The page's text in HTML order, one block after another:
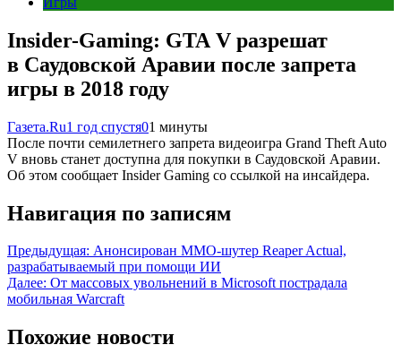
Insider-Gaming: GTA V разрешат
в Саудовской Аравии после запрета
игры в 2018 году
Газета.Ru1 год спустя01 минуты
После почти семилетнего запрета видеоигра Grand Theft Auto
V вновь станет доступна для покупки в Саудовской Аравии.
Об этом сообщает Insider Gaming со ссылкой на инсайдера.
Навигация по записям
Предыдущая: Анонсирован MMO-шутер Reaper Actual,
разрабатываемый при помощи ИИ
Далее: От массовых увольнений в Microsoft пострадала
мобильная Warcraft
Похожие новости